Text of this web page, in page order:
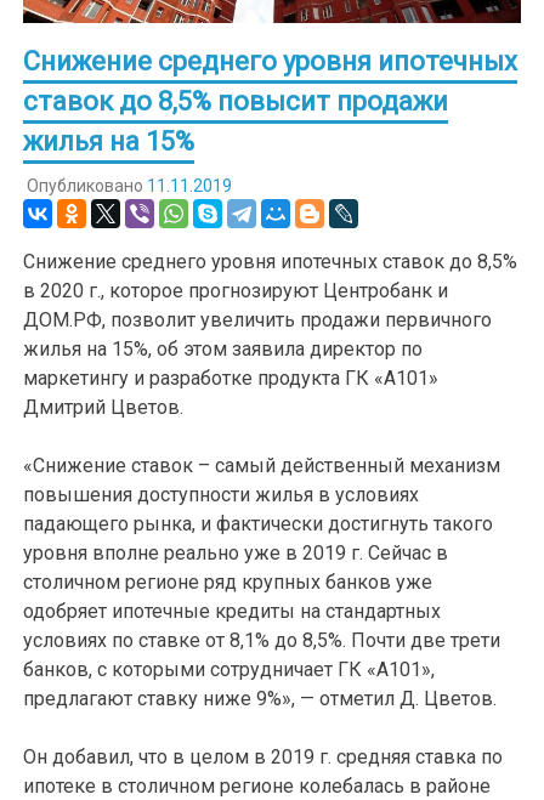
Снижение среднего уровня ипотечных
ставок до 8,5% повысит продажи
жилья на 15%
Опубликовано 11.11.2019
Снижение среднего уровня ипотечных ставок до 8,5%
в 2020 г., которое прогнозируют Центробанк и
ДОМ.РФ, позволит увеличить продажи первичного
жилья на 15%, об этом заявила директор по
маркетингу и разработке продукта ГК «А101»
Дмитрий Цветов.
«Снижение ставок – самый действенный механизм
повышения доступности жилья в условиях
падающего рынка, и фактически достигнуть такого
уровня вполне реально уже в 2019 г. Сейчас в
столичном регионе ряд крупных банков уже
одобряет ипотечные кредиты на стандартных
условиях по ставке от 8,1% до 8,5%. Почти две трети
банков, с которыми сотрудничает ГК «А101»,
предлагают ставку ниже 9%», — отметил Д. Цветов.
Он добавил, что в целом в 2019 г. средняя ставка по
ипотеке в столичном регионе колебалась в районе